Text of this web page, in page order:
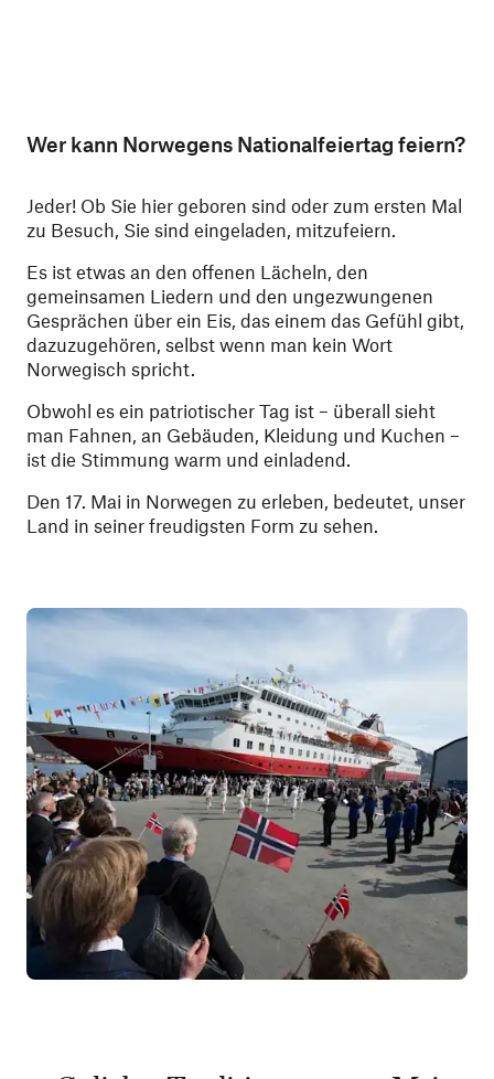
Wer kann Norwegens Nationalfeiertag feiern?
Jeder! Ob Sie hier geboren sind oder zum ersten Mal
zu Besuch, Sie sind eingeladen, mitzufeiern.
Es ist etwas an den offenen Lächeln, den
gemeinsamen Liedern und den ungezwungenen
Gesprächen über ein Eis, das einem das Gefühl gibt,
dazuzugehören, selbst wenn man kein Wort
Norwegisch spricht.
Obwohl es ein patriotischer Tag ist – überall sieht
man Fahnen, an Gebäuden, Kleidung und Kuchen –
ist die Stimmung warm und einladend.
Den 17. Mai in Norwegen zu erleben, bedeutet, unser
Land in seiner freudigsten Form zu sehen.